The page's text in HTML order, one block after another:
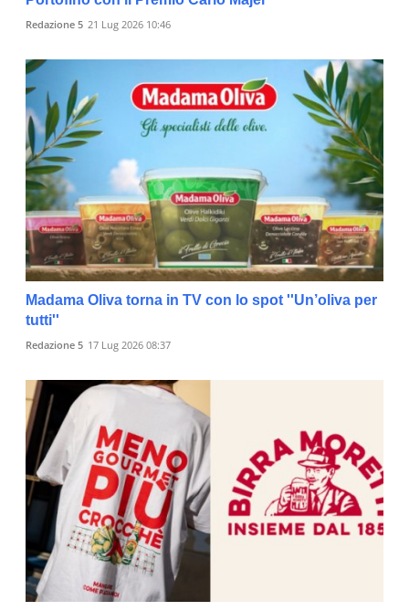
Redazione 5 21 Lug 2026 10:46
Madama Oliva torna in TV con lo spot ''Un’oliva per
tutti''
Redazione 5 17 Lug 2026 08:37